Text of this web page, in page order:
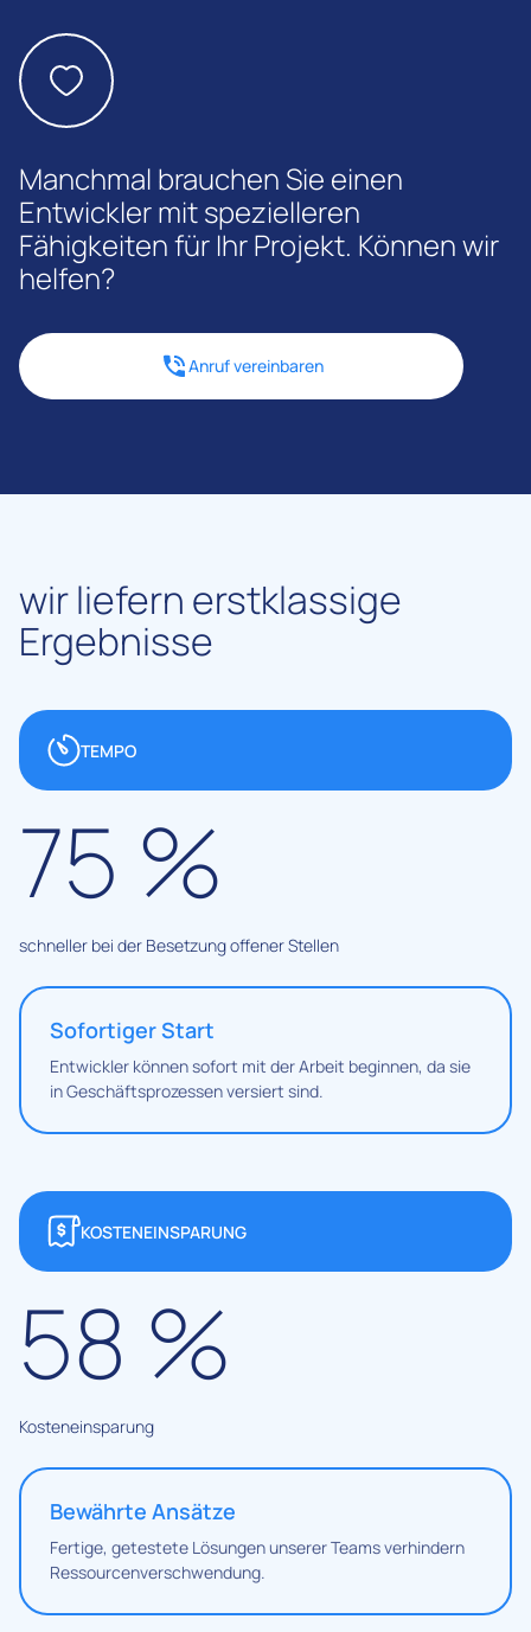
Manchmal brauchen Sie einen
Entwickler mit spezielleren
Fähigkeiten für Ihr Projekt. Können wir
helfen?
Anruf vereinbaren
wir liefern erstklassige
Ergebnisse
TEMPO
75 %
schneller bei der Besetzung offener Stellen
Sofortiger Start
Entwickler können sofort mit der Arbeit beginnen, da sie
in Geschäftsprozessen versiert sind.
KOSTENEINSPARUNG
58 %
Kosteneinsparung
Bewährte Ansätze
Fertige, getestete Lösungen unserer Teams verhindern
Ressourcenverschwendung.